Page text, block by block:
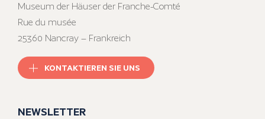
Museum der Häuser der Franche-Comté
Rue du musée
25360 Nancray – Frankreich
KONTAKTIEREN SIE UNS
NEWSLETTER